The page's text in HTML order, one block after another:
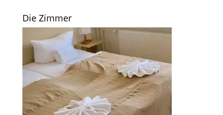
Die Zimmer